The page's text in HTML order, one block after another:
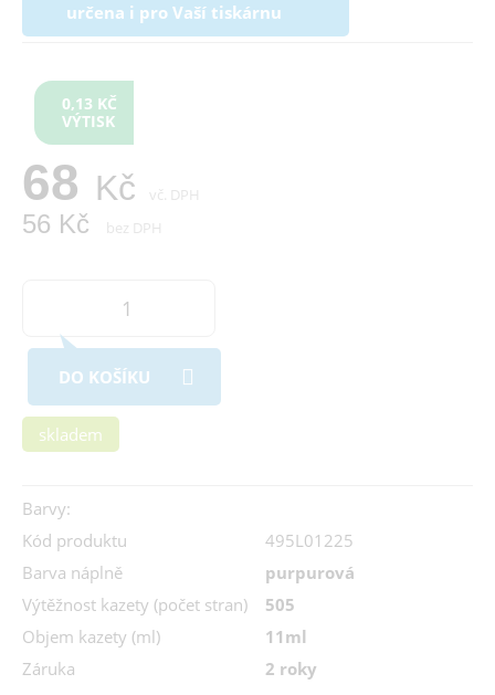
určena i pro Vaší tiskárnu
0,13 KČ
VÝTISK
68 Kč vč. DPH
56 Kč bez DPH
DO KOŠÍKU
skladem
Barvy:
Kód produktu
495L01225
Barva náplně
purpurová
Výtěžnost kazety (počet stran)
505
Objem kazety (ml)
11ml
Záruka
2 roky